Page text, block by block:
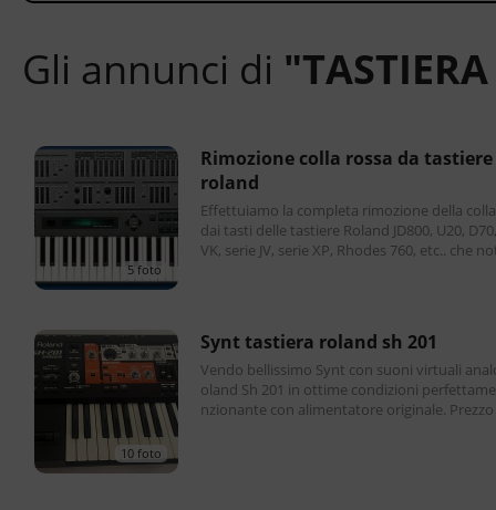
Gli annunci di
5 foto
rimozione colla rossa da tastiere
roland
Effettuiamo la completa rimozione della
dai tasti delle tastiere Roland JD800, U20,
VK, serie JV, serie XP, Rhodes 760, etc.. che
10 foto
synt tastiera roland sh 201
Vendo bellissimo Synt con suoni virtuali
oland Sh 201 in ottime condizioni
nzionante con alimentatore originale. Prezzo non tr